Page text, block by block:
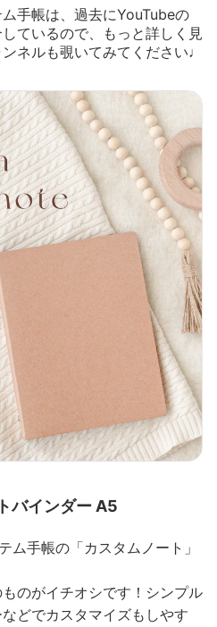
手帳は、過去にYouTubeの
ているので、もっと詳しく見
ネルも覗いてみてください♩
バインダー A5
ム手帳の「カスタムノート」
のがイチオシです！シンプル
どでカスタマイズもしやす